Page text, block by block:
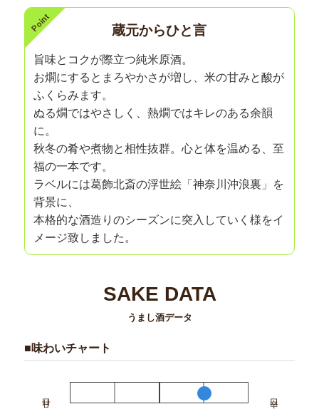
蔵元からひと言
旨味とコクが際立つ純米原酒。
お燗にするとまろやかさが増し、米の甘みと酸が
ふくらみます。
ぬる燗ではやさしく、熱燗ではキレのある余韻
に。
秋冬の肴や煮物と相性抜群。心と体を温める、至
福の一本です。
ラベルには葛飾北斎の浮世絵「神奈川沖浪裏」を
背景に、
本格的な酒造りのシーズンに突入していく様をイ
メージ致しました。
SAKE DATA
うまし酒データ
■味わいチャート